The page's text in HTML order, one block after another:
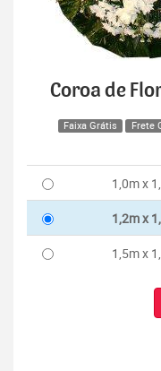
Coroa de
Faixa Grátis Frete
1,0m x
1,2m x
1,5m x